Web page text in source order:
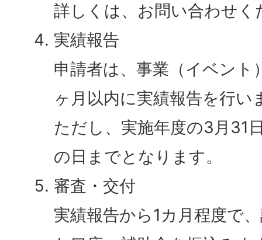
詳しくは、お問い合わせく
実績報告
申請者は、事業（イベント
ヶ月以内に実績報告を行い
ただし、実施年度の3月31
の日までとなります。
審査・交付
実績報告から1カ月程度で